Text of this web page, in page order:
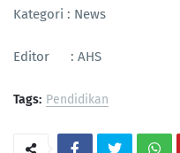
Kategori : News
Editor : AHS
Tags: Pendidikan